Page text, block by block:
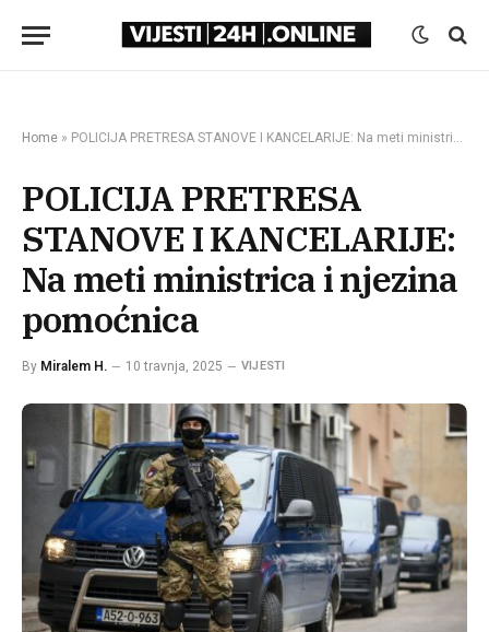
Home » POLICIJA PRETRESA STANOVE I KANCELARIJE: Na meti ministrica i njezina pomoćnica
POLICIJA PRETRESA
STANOVE I KANCELARIJE:
Na meti ministrica i njezina
pomoćnica
By Miralem H. 10 travnja, 2025 VIJESTI